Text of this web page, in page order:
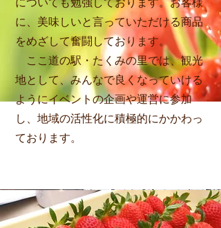
についても勉強しております。お客様
に、美味しいと言っていただける商品
をめざして奮闘しております。
ここ道の駅・たくみの里では、観光
地として、みんなで良くなっていける
ようにイベントの企画や運営に参加
し、地域の活性化に積極的にかかわっ
ております。